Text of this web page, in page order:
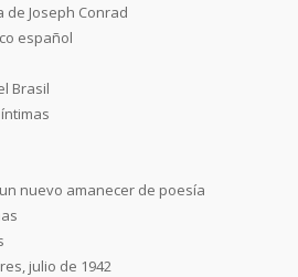
de Joseph Conrad
español
Brasil
nuevo amanecer de poesía
julio de 1942